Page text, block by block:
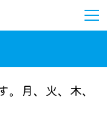
月、火、木、